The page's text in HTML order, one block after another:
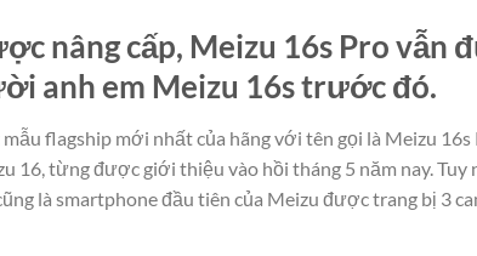
nâng cấp, Meizu 16s Pro vẫn
anh em Meizu 16s trước đó.
flagship mới nhất của hãng với tên gọi là Meizu 16s
16, từng được giới thiệu vào hồi tháng 5 năm nay. Tuy
là smartphone đầu tiên của Meizu được trang bị 3